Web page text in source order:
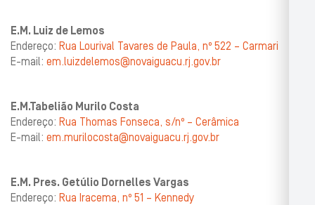
E.M. Luiz de Lemos
Endereço: Rua Lourival Tavares de Paula, nº 522 – Carmari
E-mail: em.luizdelemos@novaiguacu.rj.gov.br
E.M.Tabelião Murilo Costa
Endereço: Rua Thomas Fonseca, s/nº – Cerâmica
E-mail: em.murilocosta@novaiguacu.rj.gov.br
E.M. Pres. Getúlio Dornelles Vargas
Endereço: Rua Iracema, nº 51 – Kennedy